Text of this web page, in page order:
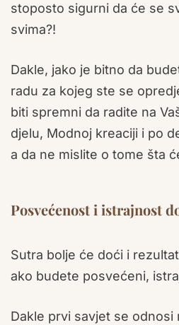
stoposto sigurni da će se
svima?!
Dakle, jako je bitno da
radu za kojeg ste se
biti spremni da radite na
djelu, Modnoj kreaciji i po
a da ne mislite o tome šta
Posvećenost i istrajnost
Sutra bolje će doći i
ako budete posvećeni,
Dakle prvi savjet se odnosi